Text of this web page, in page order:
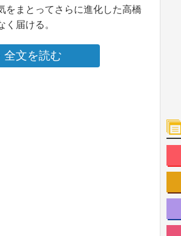
をまとってさらに進化した高橋
く届ける。
全文を読む